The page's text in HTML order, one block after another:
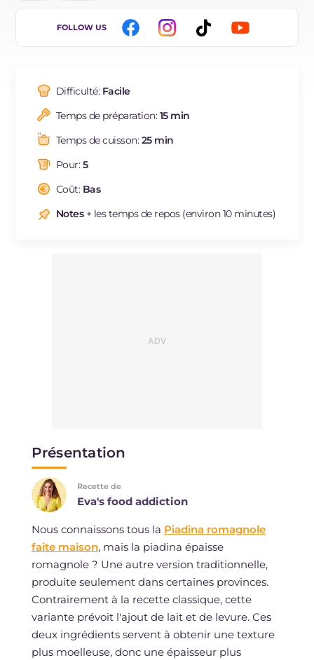
IT
ES
BR
NL
FOLLOW US
Difficulté: Facile
Temps de préparation:15 min
Temps de cuisson:25 min
Pour:5
Coût: Bas
Notes+ les temps de repos (environ 10 minutes)
Présentation
Recette de
Eva's food addiction
Nous connaissons tous la Piadina romagnole
faite maison, mais la piadina épaisse
romagnole ? Une autre version traditionnelle,
produite seulement dans certaines provinces.
Contrairement à la recette classique, cette
variante prévoit l'ajout de lait et de levure. Ces
deux ingrédients servent à obtenir une texture
plus moelleuse, donc une épaisseur plus